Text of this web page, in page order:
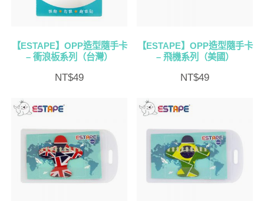
【ESTAPE】OPP造型隨手卡
– 衝浪板系列（台灣）
NT$49
【ESTAPE】OPP造型隨手卡
– 飛機系列（美國）
NT$49